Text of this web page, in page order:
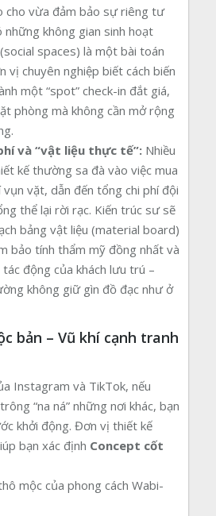
cho vừa đảm bảo sự riêng tư
những không gian sinh hoạt
spaces) là một bài toán
vị chuyên nghiệp biết cách biến
một “spot” check-in đắt giá,
phòng mà không cần mở rộng
và “vật liệu thực tế”: Nhiều
kế thường sa đà vào việc mua
vặt, dẫn đến tổng chi phí đội
thể lại rời rạc. Kiến trúc sư sẽ
bảng vật liệu (material board)
bảo tính thẩm mỹ đồng nhất và
động của khách lưu trú –
không giữ gìn đồ đạc như ở
bản – Vũ khí cạnh tranh
Instagram và TikTok, nếu
“na ná” những nơi khác, bạn
khởi động. Đơn vị thiết kế
bạn xác định Concept cốt
mộc của phong cách Wabi-